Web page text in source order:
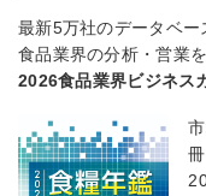
最新5万社のデータベー
食品業界の分析・営業
2026食品業界ビジネス